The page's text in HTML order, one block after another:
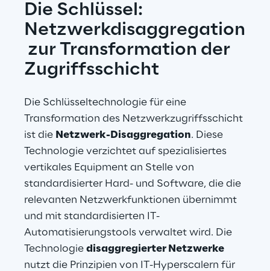
Die Schlüssel:
Netzwerkdisaggregation
zur Transformation der
Zugriffsschicht
Die Schlüsseltechnologie für eine
Transformation des Netzwerkzugriffsschicht
ist die Netzwerk-Disaggregation. Diese
Technologie verzichtet auf spezialisiertes
vertikales Equipment an Stelle von
standardisierter Hard- und Software, die die
relevanten Netzwerkfunktionen übernimmt
und mit standardisierten IT-
Automatisierungstools verwaltet wird. Die
Technologie disaggregierter Netzwerke
nutzt die Prinzipien von IT-Hyperscalern für